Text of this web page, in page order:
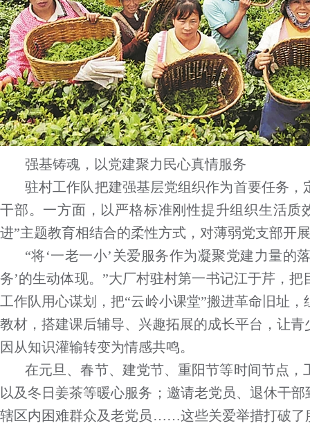
强基铸魂，以党建聚力民心真情服务
驻村工作队把建强基层党组织作为首要任务
干部。一方面，以严格标准刚性提升组织生活
进”主题教育相结合的柔性方式，对薄弱党支部开
“将‘一老一小’关爱服务作为凝聚党建力量的
务’的生动体现。”大厂村驻村第一书记江于芹，
工作队用心谋划，把“云岭小课堂”搬进革命旧址
教材，搭建课后辅导、兴趣拓展的成长平台，让
因从知识灌输转变为情感共鸣。
在元旦、春节、建党节、重阳节等时间节点
以及冬日姜茶等暖心服务；邀请老党员、退休干
辖区内困难群众及老党员……这些关爱举措打破了